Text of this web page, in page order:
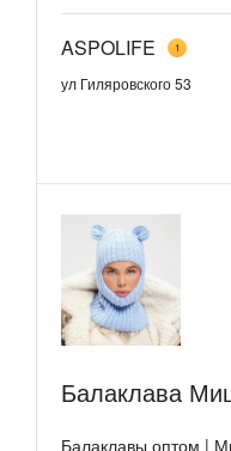
ASPOLIFE 1
ул Гиляровского 53
Балаклава
Балаклавы оптом |